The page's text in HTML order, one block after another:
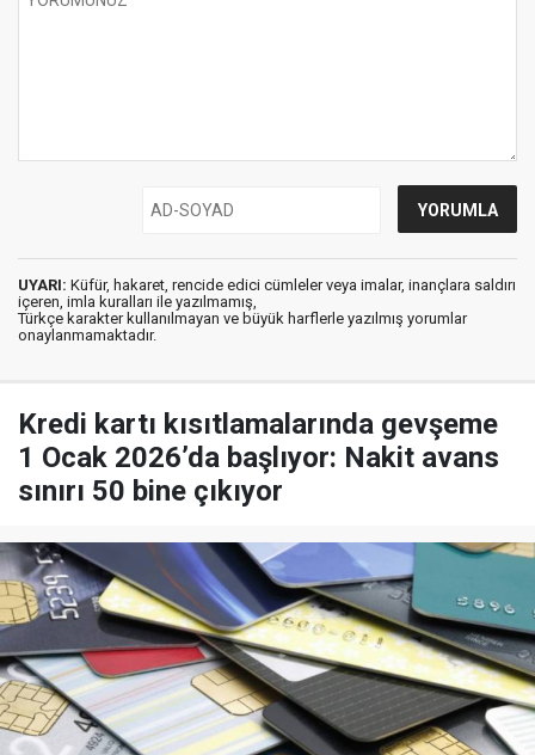
UYARI: Küfür, hakaret, rencide edici cümleler veya imalar, inançlara saldırı
içeren, imla kuralları ile yazılmamış,
Türkçe karakter kullanılmayan ve büyük harflerle yazılmış yorumlar
onaylanmamaktadır.
Kredi kartı kısıtlamalarında gevşeme
1 Ocak 2026’da başlıyor: Nakit avans
sınırı 50 bine çıkıyor